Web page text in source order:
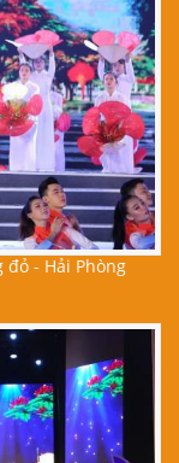
- Hải Phòng